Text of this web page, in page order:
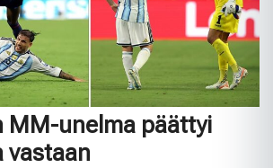
MM-unelma päättyi
vastaan